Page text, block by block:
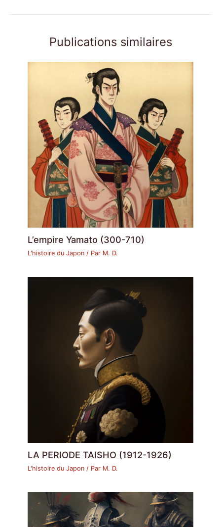
Publications similaires
L’empire Yamato (300-710)
L'histoire du Japon / Par M. D.
LA PERIODE TAISHO (1912-1926)
L'histoire du Japon / Par M. D.